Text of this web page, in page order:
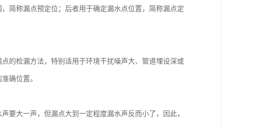
简称漏点预定位；后者用于确定漏水点位置，简称漏点定
的检漏方法，特别适用于环境干扰噪声大、管道埋设深或
确位置。
要大一声，但漏点大到一定程度漏水声反而小了，因此，